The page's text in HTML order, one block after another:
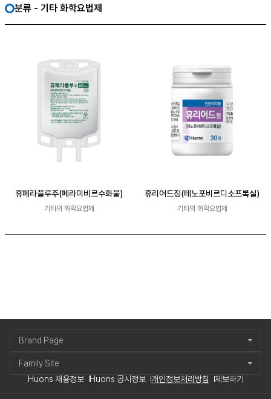
분류 - 기타 화학요법제
휴페라플루주(페라미비르수화물)
기타의 화학요법제
휴리어드정(테노포비르디소프록실)
기타의 화학요법제
Huons 채용정보 Huons 공시정보 개인정보처리방침 제보하기
Brand Page
Family Site